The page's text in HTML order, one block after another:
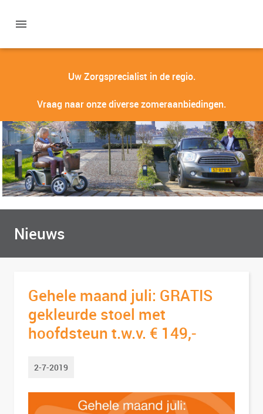
Uw Zorgsprecialist in de regio.
Vraag naar onze diverse zomeraanbiedingen.
Nieuws
Gehele maand juli: GRATIS
gekleurde stoel met
hoofdsteun t.w.v. € 149,-
2-7-2019